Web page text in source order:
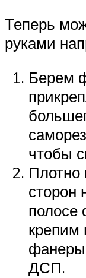
Теперь
руками
Берем
чтобы
Плотно
сторон
крепим
фанеры
ДСП.